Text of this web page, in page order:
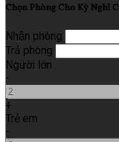
Chọn Phòng Cho Kỳ Nghỉ
Nhận phòng
Trả phòng
Người lớn
-
+
Trẻ em
-